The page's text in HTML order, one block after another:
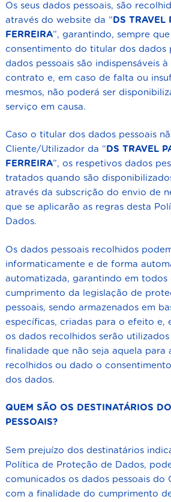
Os seus dados pessoais, são
através do website da “ DS TRAVEL
FERREIRA”, garantindo, sempre
consentimento do titular dos dados
dados pessoais são indispensáveis
contrato e, em caso de falta ou
mesmos, não poderá ser
serviço em causa.
Caso o titular dos dados pessoais
Cliente/Utilizador da “DS TRAVEL
FERREIRA”, os respetivos dados
tratados quando são
através da subscrição do envio de
que se aplicarão as regras desta
Dados.
Os dados pessoais recolhidos
informaticamente e de forma
automatizada, garantindo em todos
cumprimento da legislação de
pessoais, sendo armazenados em
específicas, criadas para o efeito e,
os dados recolhidos serão
finalidade que não seja aquela para
recolhidos ou dado o
dos dados.
QUEM SÃO OS DESTINATÁRIOS
PESSOAIS?
Sem prejuízo dos destinatários
Política de Proteção de Dados,
comunicados os dados pessoais do
com a finalidade do cumprimento